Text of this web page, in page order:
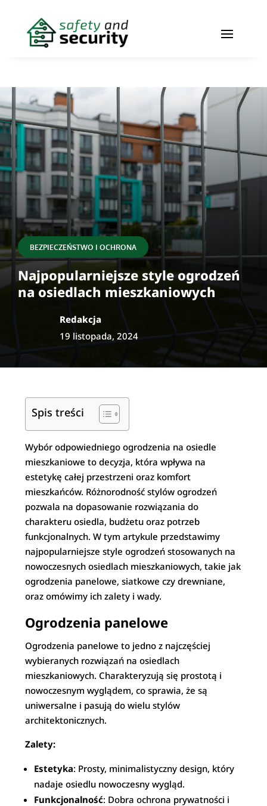
BEZPIECZEŃSTWO I OCHRONA
Najpopularniejsze style ogrodzeń
na osiedlach mieszkaniowych
Redakcja
19 listopada, 2024
Spis treści
Wybór odpowiedniego ogrodzenia na osiedle
mieszkaniowe to decyzja, która wpływa na
estetykę całej przestrzeni oraz komfort
mieszkańców. Różnorodność stylów ogrodzeń
pozwala na dopasowanie rozwiązania do
charakteru osiedla, budżetu oraz potrzeb
funkcjonalnych. W tym artykule przedstawimy
najpopularniejsze style ogrodzeń stosowanych na
nowoczesnych osiedlach mieszkaniowych, takie jak
ogrodzenia panelowe, siatkowe czy drewniane,
oraz omówimy ich zalety i wady.
Ogrodzenia panelowe
Ogrodzenia panelowe to jedno z najczęściej
wybieranych rozwiązań na osiedlach
mieszkaniowych. Charakteryzują się prostotą i
nowoczesnym wyglądem, co sprawia, że są
uniwersalne i pasują do wielu stylów
architektonicznych.
Zalety:
Estetyka: Prosty, minimalistyczny design, który
nadaje osiedlu nowoczesny wygląd.
Funkcjonalność: Dobra ochrona prywatności i